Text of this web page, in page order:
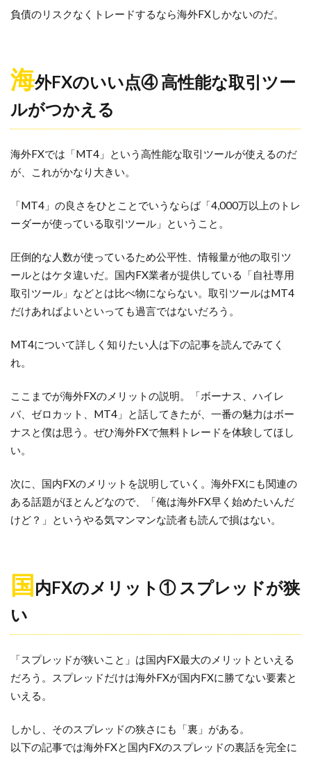
負債のリスクなくトレードするなら海外FXしかないのだ。
海外FXのいい点④ 高性能な取引ツー
ルがつかえる
海外FXでは「MT4」という高性能な取引ツールが使えるのだ
が、これがかなり大きい。
「MT4」の良さをひとことでいうならば「4,000万以上のトレ
ーダーが使っている取引ツール」ということ。
圧倒的な人数が使っているため公平性、情報量が他の取引ツ
ールとはケタ違いだ。国内FX業者が提供している「自社専用
取引ツール」などとは比べ物にならない。取引ツールはMT4
だけあればよいといっても過言ではないだろう。
MT4について詳しく知りたい人は下の記事を読んでみてく
れ。
ここまでが海外FXのメリットの説明。「ボーナス、ハイレ
バ、ゼロカット、MT4」と話してきたが、一番の魅力はボー
ナスと僕は思う。ぜひ海外FXで無料トレードを体験してほし
い。
次に、国内FXのメリットを説明していく。海外FXにも関連の
ある話題がほとんどなので、「俺は海外FX早く始めたいんだ
けど？」というやる気マンマンな読者も読んで損はない。
国内FXのメリット① スプレッドが狭
い
「スプレッドが狭いこと」は国内FX最大のメリットといえる
だろう。スプレッドだけは海外FXが国内FXに勝てない要素と
いえる。
しかし、そのスプレッドの狭さにも「裏」がある。
以下の記事では海外FXと国内FXのスプレッドの裏話を完全に